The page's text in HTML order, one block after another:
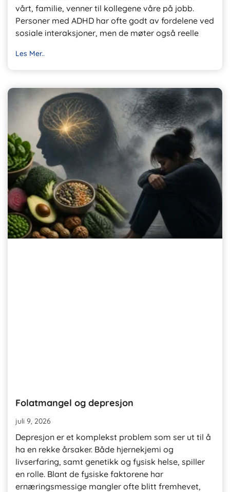
vårt, familie, venner til kollegene våre på jobb.
Personer med ADHD har ofte godt av fordelene ved
sosiale interaksjoner, men de møter også reelle
Les Mer..
Folatmangel og depresjon
juli 9, 2026
Depresjon er et komplekst problem som ser ut til å
ha en rekke årsaker. Både hjernekjemi og
livserfaring, samt genetikk og fysisk helse, spiller
en rolle. Blant de fysiske faktorene har
ernæringsmessige mangler ofte blitt fremhevet,